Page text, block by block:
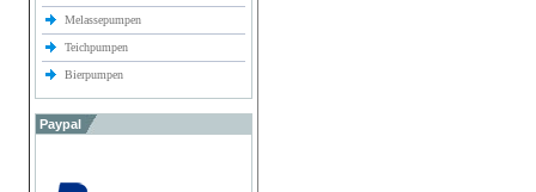
Melassepumpen
Teichpumpen
Bierpumpen
Paypal